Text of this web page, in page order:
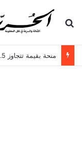
بحث عن